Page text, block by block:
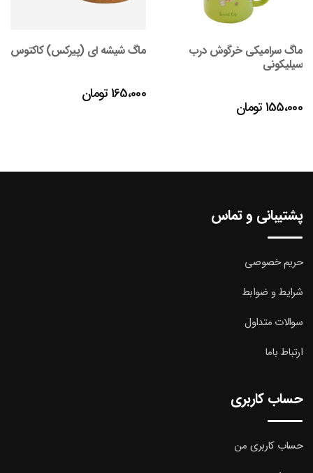
ماگ سرامیکی خرگوش درب
سیلیکونی
155،000تومان
ماگ شیشه ای (پیرکس) کاکتوس
165،000تومان
پشتیبانی و تماس
حریم خصوصی
شرایط و ضوابط
سوالات متداول
ارتباط باما
حساب کاربری
حساب کاربری من